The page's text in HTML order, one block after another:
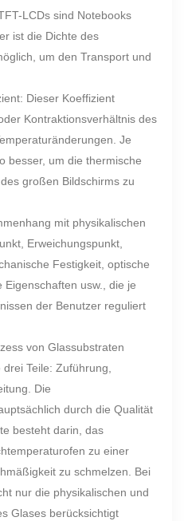
LCDs sind Notebooks
ist die Dichte des
um den Transport und
Dieser Koeffizient
Kontraktionsverhältnis des
Je
besser, um die thermische
großen Bildschirms zu
mit physikalischen
Erweichungspunkt,
Festigkeit, optische
usw., die je
der Benutzer reguliert
von Glassubstraten
Teile: Zuführung,
Die
durch die Qualität
besteht darin, das
zu einer
zu schmelzen. Bei
nur die physikalischen und
Glases berücksichtigt